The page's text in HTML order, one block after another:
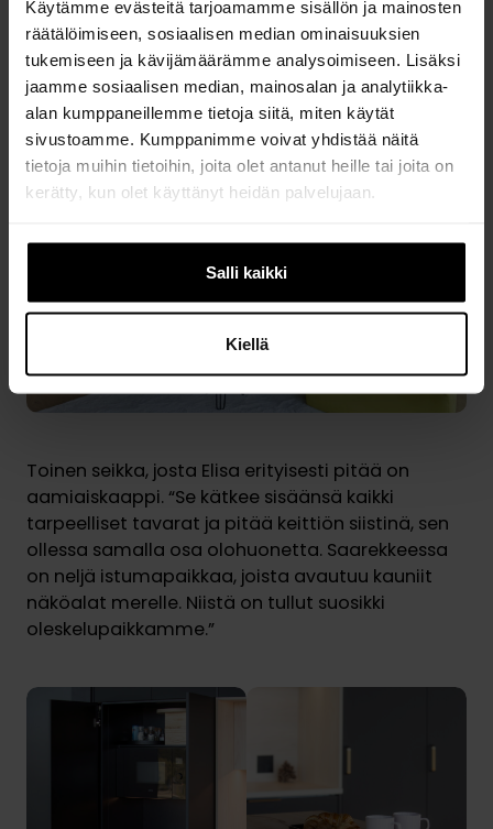
Käytämme evästeitä tarjoamamme sisällön ja mainosten
räätälöimiseen, sosiaalisen median ominaisuuksien
tukemiseen ja kävijämäärämme analysoimiseen. Lisäksi
jaamme sosiaalisen median, mainosalan ja analytiikka-
alan kumppaneillemme tietoja siitä, miten käytät
sivustoamme. Kumppanimme voivat yhdistää näitä
tietoja muihin tietoihin, joita olet antanut heille tai joita on
kerätty, kun olet käyttänyt heidän palvelujaan.
Salli kaikki
Kiellä
huomioon, sillä muovinkeräys löytyy samasta
paikasta. “Tällaiset käytännölliset ratkaisut
tekevät keittiöstämme todella toimivan.”
Toinen seikka, josta Elisa erityisesti pitää on
aamiaiskaappi. “Se kätkee sisäänsä kaikki
tarpeelliset tavarat ja pitää keittiön siistinä, sen
ollessa samalla osa olohuonetta. Saarekkeessa
on neljä istumapaikkaa, joista avautuu kauniit
näköalat merelle. Niistä on tullut suosikki
oleskelupaikkamme.”